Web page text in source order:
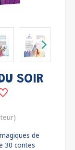
SOIR
de
30 contes